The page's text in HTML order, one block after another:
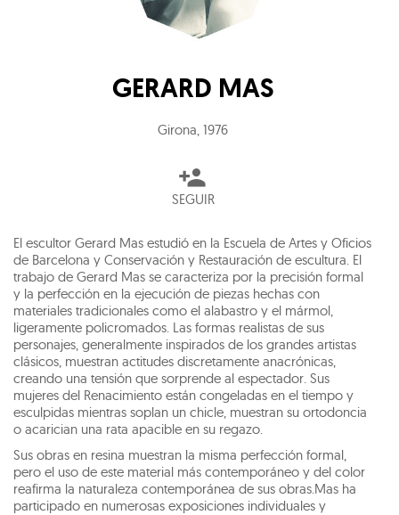
GERARD MAS
Girona, 1976
SEGUIR
El escultor Gerard Mas estudió en la Escuela de Artes y Oficios
de Barcelona y Conservación y Restauración de escultura. El
trabajo de Gerard Mas se caracteriza por la precisión formal
y la perfección en la ejecución de piezas hechas con
materiales tradicionales como el alabastro y el mármol,
ligeramente policromados. Las formas realistas de sus
personajes, generalmente inspirados de los grandes artistas
clásicos, muestran actitudes discretamente anacrónicas,
creando una tensión que sorprende al espectador. Sus
mujeres del Renacimiento están congeladas en el tiempo y
esculpidas mientras soplan un chicle, muestran su ortodoncia
o acarician una rata apacible en su regazo.
Sus obras en resina muestran la misma perfección formal,
pero el uso de este material más contemporáneo y del color
reafirma la naturaleza contemporánea de sus obras.Mas ha
participado en numerosas exposiciones individuales y